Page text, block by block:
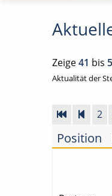
Zeige41 bis
Aktualität der
2
Position